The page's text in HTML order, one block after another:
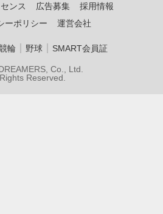
ンス 広告募集
採用情報
ーポリシー
運営会社
輪 野球｜ SMART会員証
Co., Ltd.
Reserved.